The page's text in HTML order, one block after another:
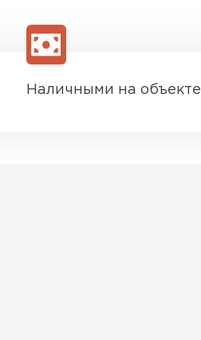
Наличными на объекте